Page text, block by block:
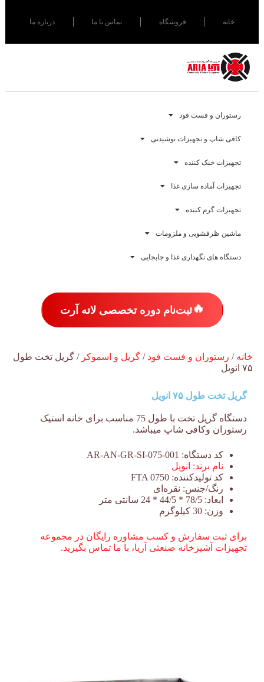
خانه فروشگاه تماس با ما درباره ما
رستوران و فست فود
کافی شاپ و تجهیزات نوشیدنی
تجهیزات خنک کننده
تجهیزات آماده سازی غذا
تجهیزات گرم کننده
ماشین ظرفشویی و ملزومات
دستگاه های نگهداری غذا و جابجایی
🔥ثبت‌نام دوره تخصصی لاته آرت
خانه / رستوران و فست فود / گریل و اسموکر / گریل تخت طول
۷۵ انویل
گریل تخت طول ۷۵ انویل
دستگاه گریل تخت با طول 75 مناسب برای خانه استیک
رستوران وکافی شاپ میباشد.
کد دستگاه: AR-AN-GR-SI-075-001
نام برند: انویل
کد تولیدکننده: FTA 0750
رنگ/جنس: نقره‌ای
ابعاد: 78/5 * 44/5 * 24 سانتی متر
وزن: 30 کیلوگرم
برای ثبت سفارش و کسب مشاوره رایگان در مجموعه
تجهیزات آشپزخانه صنعتی آریا، با ما تماس بگیرید.